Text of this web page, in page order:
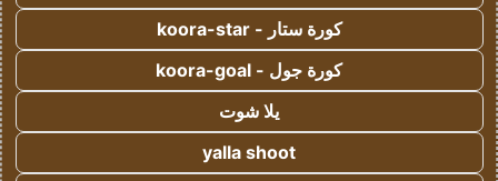
كورة ستار - koora-star
كورة جول - koora-goal
يلا شوت
yalla shoot